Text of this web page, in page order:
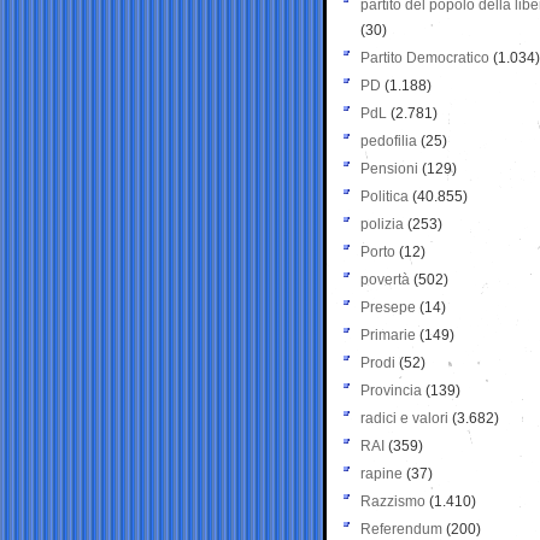
partito del popolo della
(30)
Partito Democratico (1.034)
PD (1.188)
PdL (2.781)
pedofilia (25)
Pensioni (129)
Politica (40.855)
polizia (253)
Porto (12)
povertà (502)
Presepe (14)
Primarie (149)
Prodi (52)
Provincia (139)
radici e valori (3.682)
RAI (359)
rapine (37)
Razzismo (1.410)
Referendum (200)